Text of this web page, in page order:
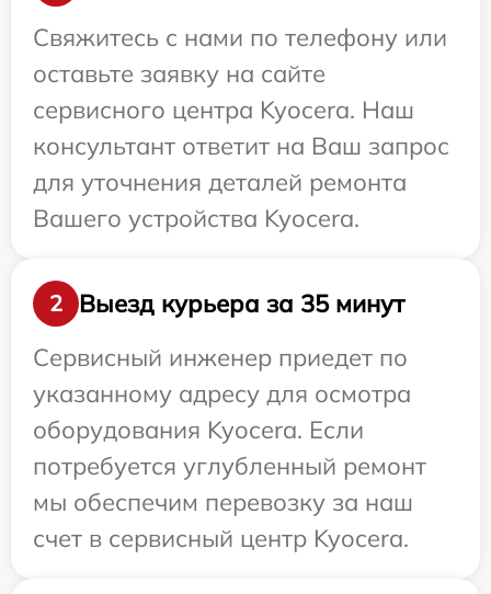
Свяжитесь с нами по телефону или
оставьте заявку на сайте
сервисного центра Kyocera. Наш
консультант ответит на Ваш запрос
для уточнения деталей ремонта
Вашего устройства Kyocera.
2
Выезд курьера за 35 минут
Сервисный инженер приедет по
указанному адресу для осмотра
оборудования Kyocera. Если
потребуется углубленный ремонт
мы обеспечим перевозку за наш
счет в сервисный центр Kyocera.